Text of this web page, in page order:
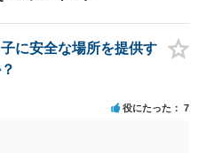
に安全な場所を提供す
役にたった 7